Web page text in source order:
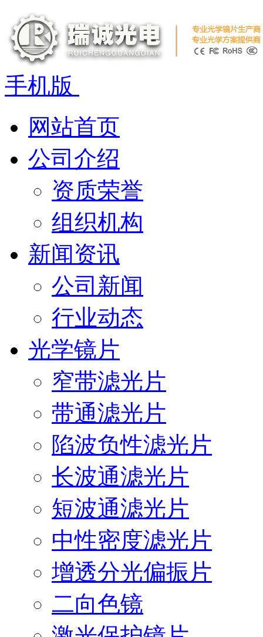
手机版
网站首页
公司介绍
资质荣誉
组织机构
新闻资讯
公司新闻
行业动态
光学镜片
窄带滤光片
带通滤光片
陷波负性滤光片
长波通滤光片
短波通滤光片
中性密度滤光片
增透分光偏振片
二向色镜